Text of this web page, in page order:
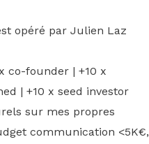
opéré par Julien Laz
co-founder | +10 x
| +10 x seed investor
sur mes propres
communication <5K€,